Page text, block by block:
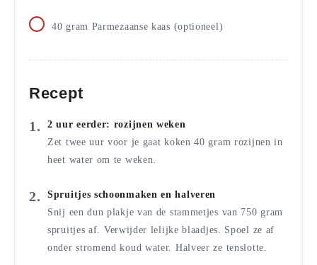
40 gram Parmezaanse kaas (optioneel)
Recept
2 uur eerder: rozijnen weken
Zet twee uur voor je gaat koken 40 gram rozijnen in
heet water om te weken.
Spruitjes schoonmaken en halveren
Snij een dun plakje van de stammetjes van 750 gram
spruitjes af. Verwijder lelijke blaadjes. Spoel ze af
onder stromend koud water. Halveer ze tenslotte.